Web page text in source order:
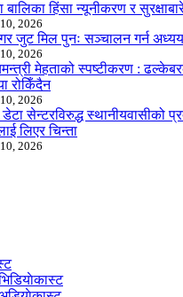
बालिका हिंसा न्यूनीकरण र
2026
जुट मिल पुनः सञ्चालन गर्न
2026
मेहताको स्पष्टीकरण :
रोकिँदैन
2026
डेटा सेन्टरविरुद्ध स्थानीयवासीको
लिएर चिन्ता
2026